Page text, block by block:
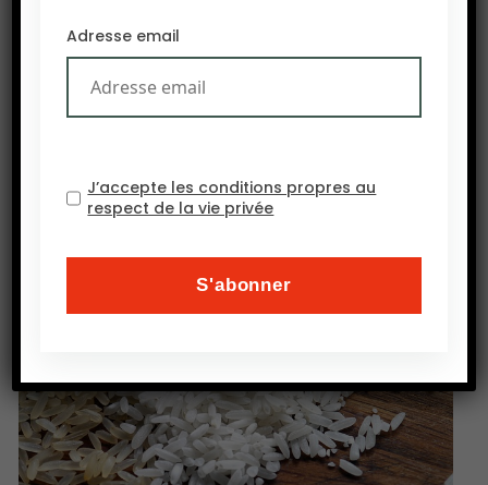
la directrice de la Direction générale de la
performance économique et environnementale
des entreprises, au ministère de l’Agriculture,
l’éphémère ministre de l’Agriculture, Jacques
Mézard, dans le premier gouvernement Philippe.
Adresse email
J’accepte les conditions propres au
respect de la vie privée